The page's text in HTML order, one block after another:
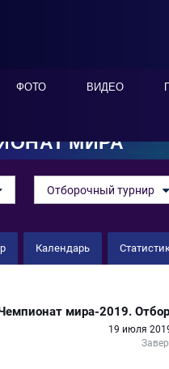
ФОТО ВИДЕО
МИРА
Отборочный турнир
Календарь
мира-2019.
19 июля